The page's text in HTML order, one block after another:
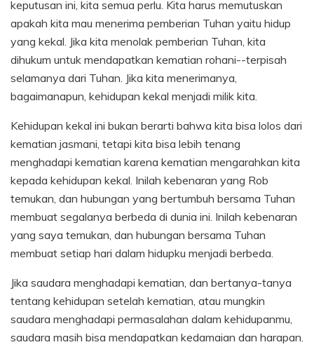
keputusan ini, kita semua perlu. Kita harus memutuskan
apakah kita mau menerima pemberian Tuhan yaitu hidup
yang kekal. Jika kita menolak pemberian Tuhan, kita
dihukum untuk mendapatkan kematian rohani--terpisah
selamanya dari Tuhan. Jika kita menerimanya,
bagaimanapun, kehidupan kekal menjadi milik kita.
Kehidupan kekal ini bukan berarti bahwa kita bisa lolos dari
kematian jasmani, tetapi kita bisa lebih tenang
menghadapi kematian karena kematian mengarahkan kita
kepada kehidupan kekal. Inilah kebenaran yang Rob
temukan, dan hubungan yang bertumbuh bersama Tuhan
membuat segalanya berbeda di dunia ini. Inilah kebenaran
yang saya temukan, dan hubungan bersama Tuhan
membuat setiap hari dalam hidupku menjadi berbeda.
Jika saudara menghadapi kematian, dan bertanya-tanya
tentang kehidupan setelah kematian, atau mungkin
saudara menghadapi permasalahan dalam kehidupanmu,
saudara masih bisa mendapatkan kedamaian dan harapan.